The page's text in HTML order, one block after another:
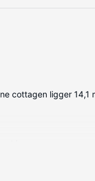
cottagen ligger 14,1